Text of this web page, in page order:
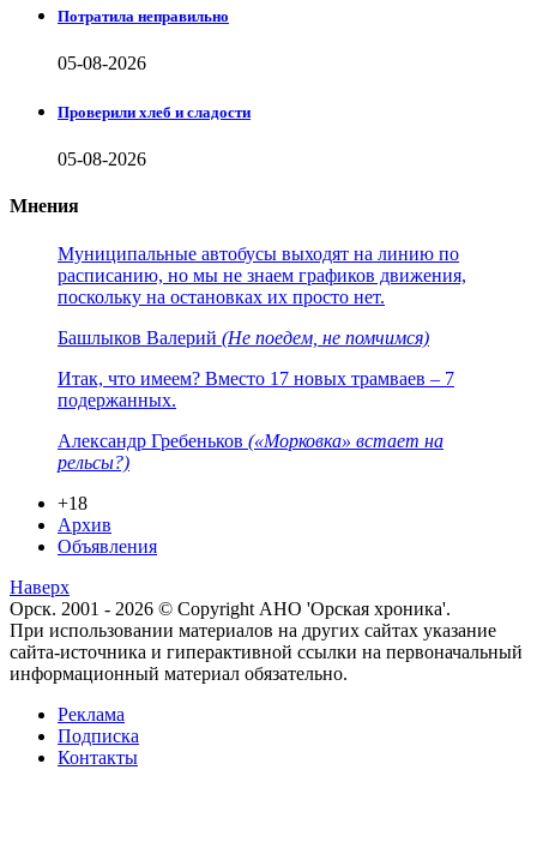
Потратила неправильно
05-08-2026
Проверили хлеб и сладости
05-08-2026
Мнения
Муниципальные автобусы выходят на линию по
расписанию, но мы не знаем графиков движения,
поскольку на остановках их просто нет.
Башлыков Валерий (Не поедем, не помчимся)
Итак, что имеем? Вместо 17 новых трамваев – 7
подержанных.
Александр Гребеньков («Морковка» встает на
рельсы?)
+18
Архив
Объявления
Наверх
Орск. 2001 - 2026 © Copyright АНО 'Орская хроника'.
При использовании материалов на других сайтах указание
сайта-источника и гиперактивной ссылки на первоначальный
информационный материал обязательно.
Реклама
Подписка
Контакты